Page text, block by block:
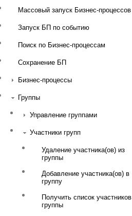
Массовый запуск Бизнес-процессов
Запуск БП по событию
Поиск по Бизнес-процессам
Сохранение БП
Бизнес-процессы
Группы
Управление группами
Участники групп
Удаление участника(ов) из
группы
Добавление участника(ов) в
группу
Получить список участников
группы